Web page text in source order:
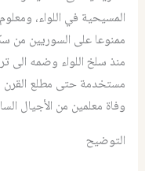
المسيحية في اللواء،
ممنوعا على السوريين من
وفاة معلمين من الأجيال
التوضيح